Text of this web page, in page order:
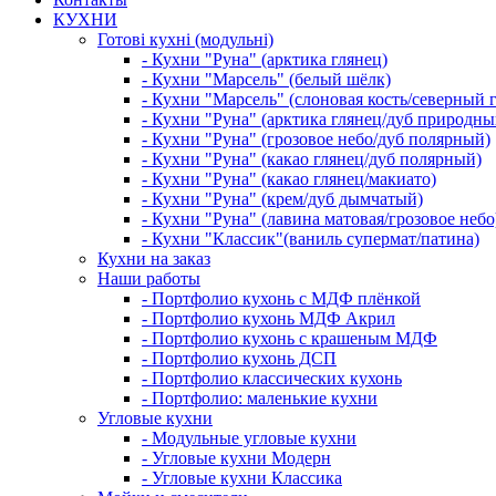
КУХНИ
Готові кухні (модульні)
- Кухни "Руна" (арктика глянец)
- Кухни "Марсель" (белый шёлк)
- Кухни "Марсель" (слоновая кость/северный
- Кухни "Руна" (арктика глянец/дуб
- Кухни "Руна" (грозовое небо/дуб полярный)
- Кухни "Руна" (какао глянец/дуб полярный)
- Кухни "Руна" (какао глянец/макиато)
- Кухни "Руна" (крем/дуб дымчатый)
- Кухни "Руна" (лавина матовая/грозовое
- Кухни "Классик"(ваниль супермат/патина)
Кухни на заказ
Наши работы
- Портфолио кухонь с МДФ плёнкой
- Портфолио кухонь МДФ Акрил
- Портфолио кухонь с крашеным МДФ
- Портфолио кухонь ДСП
- Портфолио классических кухонь
- Портфолио: маленькие кухни
Угловые кухни
- Модульные угловые кухни
- Угловые кухни Модерн
- Угловые кухни Классика